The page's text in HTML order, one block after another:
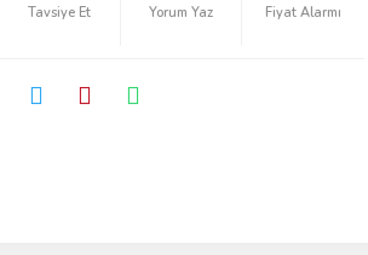
Tavsiye Et Yorum Yaz Fiyat Alarmı